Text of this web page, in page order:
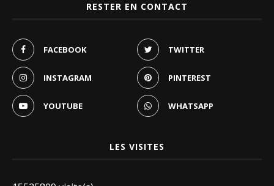
RESTER EN CONTACT
FACEBOOK TWITTER
INSTAGRAM PINTEREST
YOUTUBE WHATSAPP
LES VISITES